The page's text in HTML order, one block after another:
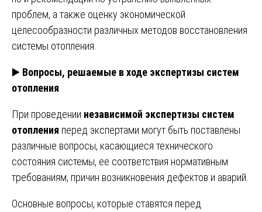
проблем, а также оценку экономической
целесообразности различных методов восстановления
системы отопления.
▶️ Вопросы, решаемые в ходе экспертизы систем
отопления
При проведении независимой экспертизы систем
отопления перед экспертами могут быть поставлены
различные вопросы, касающиеся технического
состояния системы, ее соответствия нормативным
требованиям, причин возникновения дефектов и аварий.
Основные вопросы, которые ставятся перед